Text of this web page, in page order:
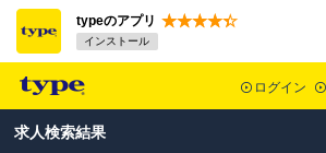
typeのアプリ
インストール
ログイン
求人検索結果